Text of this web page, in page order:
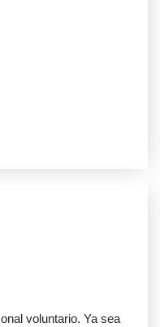
voluntario. Ya sea